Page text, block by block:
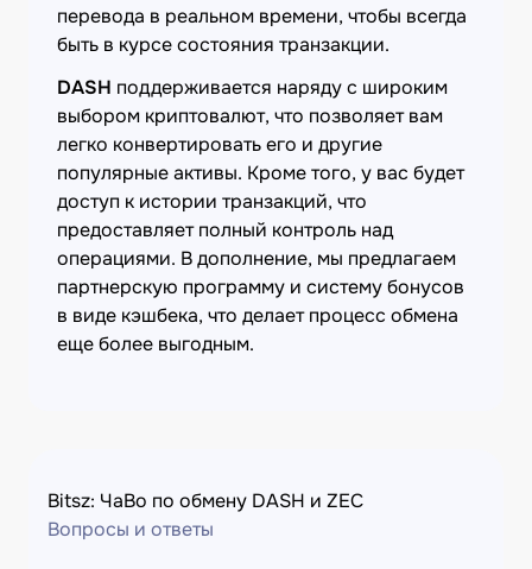
перевода в реальном времени, чтобы всегда
быть в курсе состояния транзакции.
DASH поддерживается наряду с широким
выбором криптовалют, что позволяет вам
легко конвертировать его и другие
популярные активы. Кроме того, у вас будет
доступ к истории транзакций, что
предоставляет полный контроль над
операциями. В дополнение, мы предлагаем
партнерскую программу и систему бонусов
в виде кэшбека, что делает процесс обмена
еще более выгодным.
Bitsz: ЧаВо по обмену DASH и ZEC
Вопросы и ответы